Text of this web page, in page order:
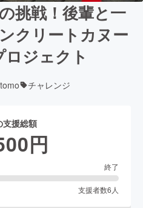
挑戦！後輩と一
クリートカヌー
ジェクト
チャレンジ
支援総額
円
終了
支援者数6 人